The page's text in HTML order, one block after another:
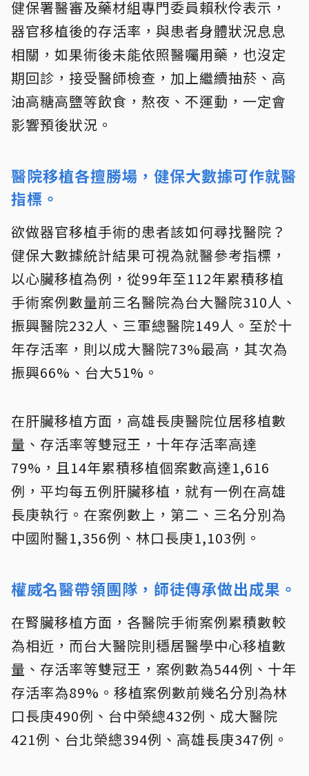
健保署醫審及藥材組專門委員賴秋伶表示，
器官移植後的存活率，與患者身體狀況息息
相關，如果術後未能依照醫囑用藥，也沒定
期回診，接受醫師檢查，加上繼續抽菸、高
油高糖高鹽等飲食，熬夜、不運動，一定會
影響預後狀況。
醫院移植各擅勝場，健保大數據可作就醫
指標。
欲做器官移植手術的患者該如何尋找醫院？
健保大數據統計結果可視為就醫參考指標，
以心臟移植為例，從99年至112年累積移植
手術案例數量前三名醫院為台大醫院310人、
振興醫院232人、三軍總醫院149人。至於十
年存活率，則以成大醫院73%最高，其次為
振興66%、台大51%。
在肝臟移植方面，高雄長庚醫院位居移植數
量、存活率等雙冠王，十年存活率高達
79%，且14年累積移植個案數高達1,616
例，平均每五例肝臟移植，就有一例在高雄
長庚執行。在案例數上，第二、三名分別為
中國附醫1,356例、林口長庚1,103例。
權威名醫帶領團隊，師徒傳承做出成果。
在腎臟移植方面，各醫院手術案例累積數較
為相近，而台大醫院則穩居醫學中心移植數
量、存活率等雙冠王，案例數為544例、十年
存活率為89%。移植案例數前幾名分別為林
口長庚490例、台中榮總432例、成大醫院
421例、台北榮總394例、高雄長庚347例。